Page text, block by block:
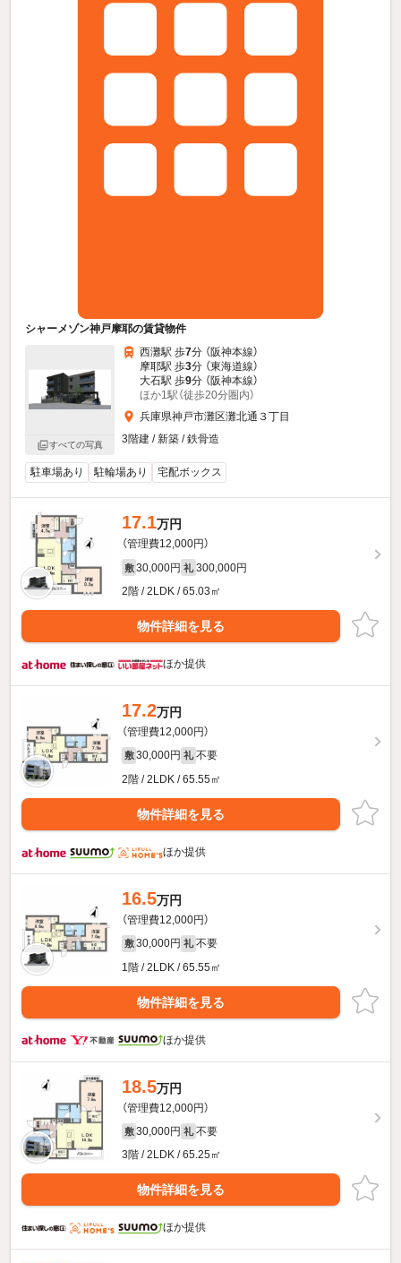
シャーメゾン神戸摩耶の賃貸物件
すべての写真
西灘駅 歩7分 （阪神本線）
摩耶駅 歩3分 （東海道線）
大石駅 歩9分 （阪神本線）
ほか1駅（徒歩20分圏内）
兵庫県神戸市灘区灘北通３丁目
3階建 / 新築 / 鉄骨造
駐車場あり 駐輪場あり 宅配ボックス
17.1万円
（管理費12,000円）
敷 30,000円 礼 300,000円
2階 / 2LDK / 65.03㎡
物件詳細を見る
ほか提供
17.2万円
（管理費12,000円）
敷 30,000円 礼 不要
2階 / 2LDK / 65.55㎡
物件詳細を見る
ほか提供
16.5万円
（管理費12,000円）
敷 30,000円 礼 不要
1階 / 2LDK / 65.55㎡
物件詳細を見る
ほか提供
18.5万円
（管理費12,000円）
敷 30,000円 礼 不要
3階 / 2LDK / 65.25㎡
物件詳細を見る
ほか提供